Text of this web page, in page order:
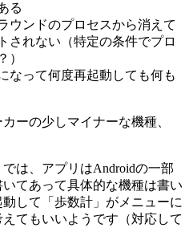
る
ウンドのプロセスから消えて
されない（特定の条件でプロ
）
なって何度再起動しても何も
ーの少しマイナーな機種、
は、アプリはAndroidの一部
てあって具体的な機種は書い
して「歩数計」がメニューに
てもいいようです（対応して